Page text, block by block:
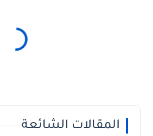
المقالات الشائعة